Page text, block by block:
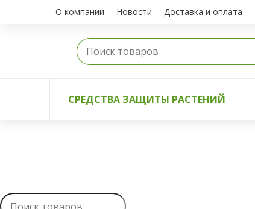
О компании Новости Доставка и оплата
СРЕДСТВА ЗАЩИТЫ РАСТЕНИЙ